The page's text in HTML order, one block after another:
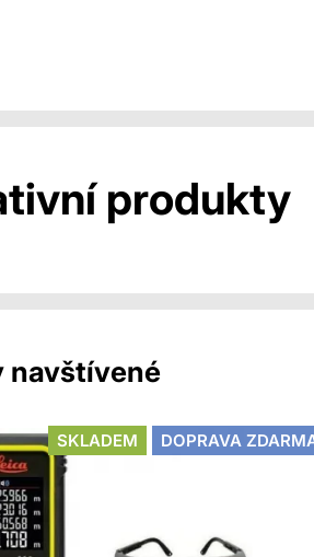
produkty
navštívené
SKLADEM DOPRAVA